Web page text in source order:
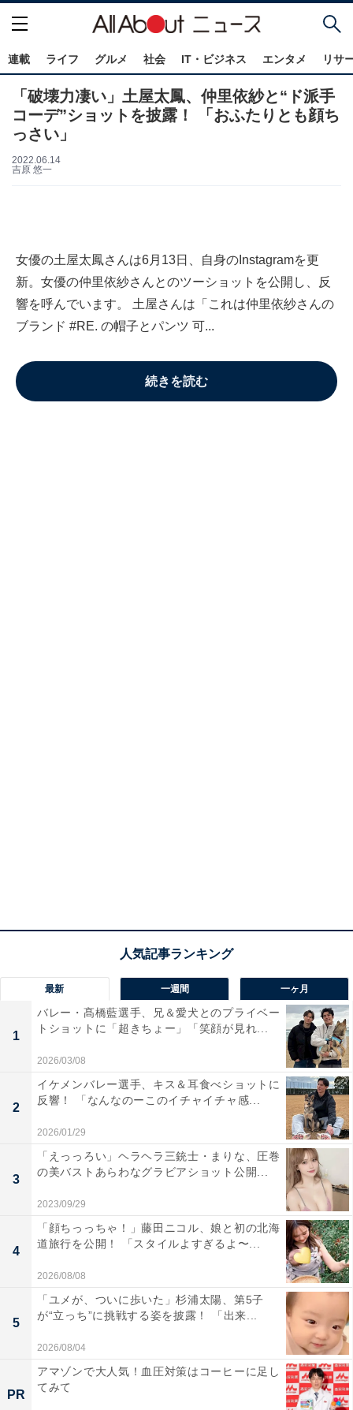
連載 ライフ グルメ 社会 IT・ビジネス エンタメ リサ
「破壊力凄い」土屋太鳳、仲里依紗と“ド派手
コーデ”ショットを披露！ 「おふたりとも顔ち
っさい」
2022.06.14
吉原 悠一
女優の土屋太鳳さんは6月13日、自身のInstagramを更
新。女優の仲里依紗さんとのツーショットを公開し、反
響を呼んでいます。 土屋さんは「これは仲里依紗さんの
ブランド #RE. の帽子とパンツ 可...
続きを読む
最新 一週間 一ヶ月
1
バレー・髙橋藍選手、兄＆愛犬とのプライベー
トショットに「超きちょー」「笑顔が見れ...
2026/03/08
2
イケメンバレー選手、キス＆耳食べショットに
反響！ 「なんなのーこのイチャイチャ感...
2026/01/29
3
「えっっろい」ヘラヘラ三銃士・まりな、圧巻
の美バストあらわなグラビアショット公開...
2023/09/29
4
「顔ちっっちゃ！」藤田ニコル、娘と初の北海
道旅行を公開！ 「スタイルよすぎるよ〜...
2026/08/08
5
「ユメが、ついに歩いた」杉浦太陽、第5子
が“立っち”に挑戦する姿を披露！ 「出来...
2026/08/04
PR
アマゾンで大人気！血圧対策はコーヒーに足し
てみて